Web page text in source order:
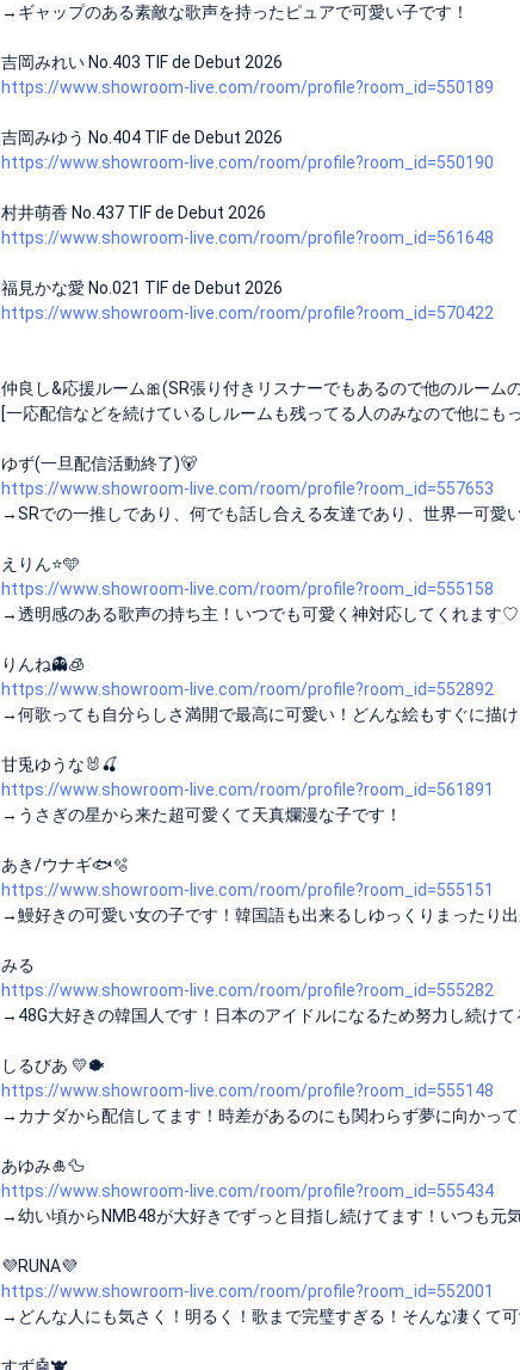
→ギャップのある素敵な歌声を持ったピュアで可愛い子です！
吉岡みれい No.403 TIF de Debut 2026
https://www.showroom-live.com/room/profile?room_id=550189
吉岡みゆう No.404 TIF de Debut 2026
https://www.showroom-live.com/room/profile?room_id=550190
村井萌香 No.437 TIF de Debut 2026
https://www.showroom-live.com/room/profile?room_id=561648
福見かな愛 No.021 TIF de Debut 2026
https://www.showroom-live.com/room/profile?room_id=570422
仲良し&応援ルーム🎀(SR張り付きリスナーでもあるので他のルーム
[一応配信などを続けているしルームも残ってる人のみなので他にも
ゆず(一旦配信活動終了)🐻
https://www.showroom-live.com/room/profile?room_id=557653
→SRでの一推しであり、何でも話し合える友達であり、世界一可愛
えりん⭐️🩵
https://www.showroom-live.com/room/profile?room_id=555158
→透明感のある歌声の持ち主！いつでも可愛く神対応してくれます♡
りんね👻🧊
https://www.showroom-live.com/room/profile?room_id=552892
→何歌っても自分らしさ満開で最高に可愛い！どんな絵もすぐに描
甘兎ゆうな🐰🍒
https://www.showroom-live.com/room/profile?room_id=561891
→うさぎの星から来た超可愛くて天真爛漫な子です！
あき/ウナギ🐟🫧
https://www.showroom-live.com/room/profile?room_id=555151
→鰻好きの可愛い女の子です！韓国語も出来るしゆっくりまったり
みる
https://www.showroom-live.com/room/profile?room_id=555282
→48G大好きの韓国人です！日本のアイドルになるため努力し続けて
しるびあ 💛🐡
https://www.showroom-live.com/room/profile?room_id=555148
→カナダから配信してます！時差があるのにも関わらず夢に向かっ
あゆみ🎍🦆
https://www.showroom-live.com/room/profile?room_id=555434
→幼い頃からNMB48が大好きでずっと目指し続けてます！いつも元
💜RUNA💜
https://www.showroom-live.com/room/profile?room_id=552001
→どんな人にも気さく！明るく！歌まで完璧すぎる！そんな凄くて